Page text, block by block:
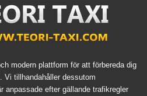
modern plattform för att förbereda dig
Vi tillhandahåller dessutom
anpassade efter gällande trafikregler